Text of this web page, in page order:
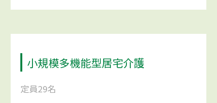
小規模多機能型居宅介護
定員29名